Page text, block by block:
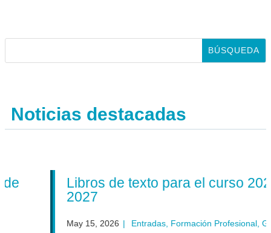
Noticias destacadas
Libros de texto para el curso 2026-
2027
May 15, 2026 | Entradas,Formación Profesional,